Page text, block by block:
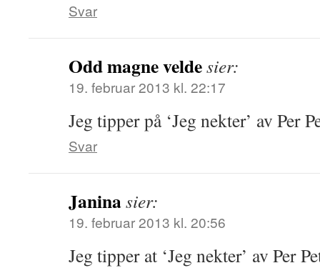
Svar
Odd magne veldesier:
19. februar 2013 kl. 22:17
Jeg tipper på ‘Jeg nekter’ av Per
Svar
Janinasier:
19. februar 2013 kl. 20:56
Jeg tipper at ‘Jeg nekter’ av Per